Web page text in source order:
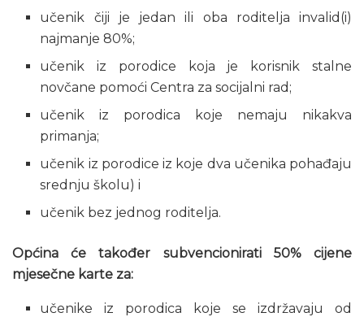
učenik čiji je jedan ili oba roditelja invalid(i)
najmanje 80%;
učenik iz porodice koja je korisnik stalne
novčane pomoći Centra za socijalni rad;
učenik iz porodica koje nemaju nikakva
primanja;
učenik iz porodice iz koje dva učenika pohađaju
srednju školu) i
učenik bez jednog roditelja.
Općina će također subvencionirati 50% cijene
mjesečne karte za:
učenike iz porodica koje se izdržavaju od